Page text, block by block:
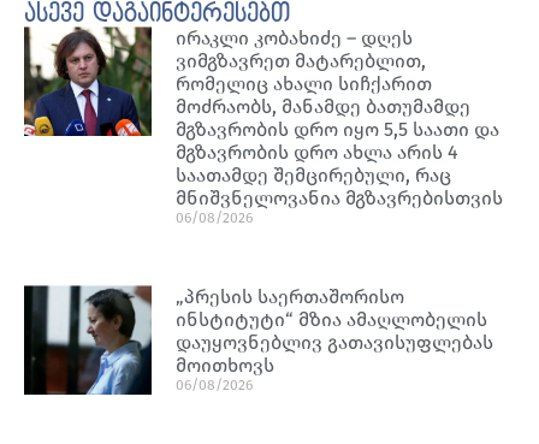
ასევე დაგაინტერესებთ
ირაკლი კობახიძე – დღეს
ვიმგზავრეთ მატარებლით,
რომელიც ახალი სიჩქარით
მოძრაობს, მანამდე ბათუმამდე
მგზავრობის დრო იყო 5,5 საათი და
მგზავრობის დრო ახლა არის 4
საათამდე შემცირებული, რაც
მნიშვნელოვანია მგზავრებისთვის
06/08/2026
„პრესის საერთაშორისო
ინსტიტუტი“ მზია ამაღლობელის
დაუყოვნებლივ გათავისუფლებას
მოითხოვს
06/08/2026